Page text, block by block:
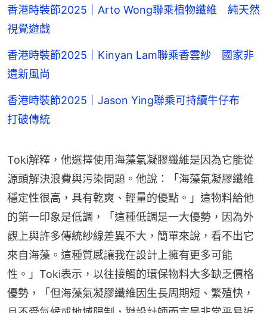
香港時裝節2025｜Arto Wong聯乘植物纖維 純天然
視覺遊戲
香港時裝節2025｜Kinyan Lam聯乘香雲紗 國家非
遺新風尚
香港時裝節2025｜Jason Ying聯乘可持續牛仔布
打破傳統
Toki解釋，他選擇使用海藻氣凝膠纖維是因為它能從
源頭解決浪費與污染問題。他說：「海藻氣凝膠纖維
穩定性很高，具有乾爽、輕量的優點。」這物料給他
的第一印象是低調，「這種低調是一大優勢，因為外
觀上與許多傳統紗線差異不大，簡單來說，看不出它
來自海藻。這種質感讓我在設計上擁有更多可能
性。」Toki表示，以往接觸的環保物料大多缺乏價格
優勢，「但海藻氣凝膠纖維因生長周期短、繁殖快，